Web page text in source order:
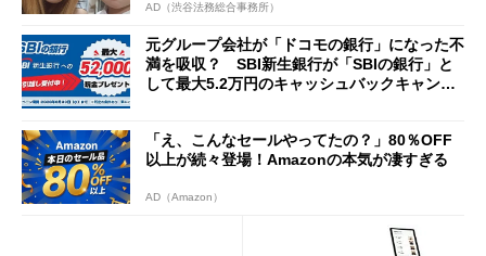
AD（渋谷法務総合事務所）
元グループ会社が「ドコモの銀行」になった不
満を吸収？ SBI新生銀行が「SBIの銀行」と
して最大5.2万円のキャッシュバックキャンペ
「え、こんなセールやってたの？」80％OFF
以上が続々登場！Amazonの本気が凄すぎる
AD（Amazon）